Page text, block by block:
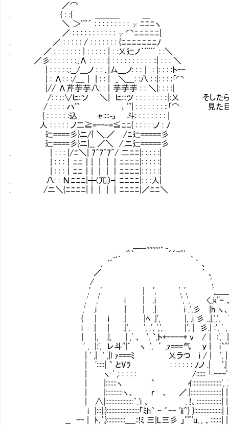
／⌒
. { : :{ ＿＿＿ ＿
＼ ＞''"´ : : : : : : : : : γﾆﾆﾆヽ
／ : : : : : : : : : : : γ⌒ﾆﾆﾆﾆﾆ|
. ／ : : : : : / : : : : : : : {ﾆﾆﾆﾆﾆﾆﾆﾉ
. ／ : : : : : : : | : : : : : | : :乂辷ノ｀¨¨´ : :＼
／彡: : : : : : :..Λ : : : : :| : : : : : : : : : : ::| : : : ＼
| : : : : :.:__/___ノ : : ､|厶＿ノ: : :｜ : |: : : :ト--
| : Λ: : :/＿｜ | : : | _＼＿: :八 : :|: : : :｢⌒
|// Λ芹芋芋八: :｜芋芋芋 : : ＼|: : : :|
/: : :.:∨ヒ::ソ ＼| ヒ:::ツ : : : : : : : ::|:乂 そしたらいった
. / : : : : ハ''' ι'''| : : : : : : : ::｢⌒ 見た目研究施設
{ : : : : : :込 ャ::::っ 斗: : : : : : : : |
人 : : : : : ノ二≧=--‐=≦ﾆﾆ{ : : : : :ノ : ﾉ
辷====彡}ニ/{ ＼_／ /ﾆ辷=====彡
辷====彡}ニ|__ ／＼ /.ニ辷=====彡
. ｜: : : |/ﾆ＼| 7^7^7^/ 二ﾆﾆ|: : : : :|
| : : :｜ﾆﾆ｜| | | ｜ﾆﾆﾆﾆ|: : : : :|
| : : :｜ﾆﾆ｜| | | ｜ﾆﾆﾆﾆ|: : : : :|
. 八: : Νﾆﾆﾆ|┼(兀）┤ﾆﾆﾆﾆ|: : :人|
. /ニ＼{ﾆﾆﾆﾆ|｜ | | ｜ﾆﾆﾆﾆ|／ﾆﾆ＼
＿__,,,,,,,,,、_
_,． '^｀ ´´~^' ､
, '´ ｀ 、
／ ｀ 、
/ ',
,' ,' | ', ', ', ',＿
,' ,' i | .i ', ', <_k''ｰ 、｀
,' .i | | .| i .',彡 |h ヽ、｀ﾞ' ､
{ | i .| |ﾍ .|', |, .i 彡 ..|.',', ＼ 、
i | | .|', ', .', ',', |', | 彡.| :', ' , .',
| |, .|, | ,' 、 ', `,ト+----+ v /｜ :', | ,
' , |:', レ斗''|´ ヽ .', ’ ,ｧ===气 ｙ |
| ' ,| ' ,|l ｧ===ﾐ 乂ラつ i / | ', |
| ':::::| ` とVﾗ : : : : : : ﾉノ .| ',| ',
| ヽ ' ,: : : : : /::::::└---'
| |:::::::ヽ ` ｲ:::::::::::::::::::',
| |:::::::::::ヽ、 ｒ 、 ／
| ∧|::::::::::::::::::｀.'i 、 , !、::::::::::::::::|
i |:::|:}:::::::::::::::::::::「ﾐh｀ - ´-- 'ii＾}
__ -- | ﾄ､',}::::::::::::____::!ﾐ 三|L三彡 」''"'u｡, 、